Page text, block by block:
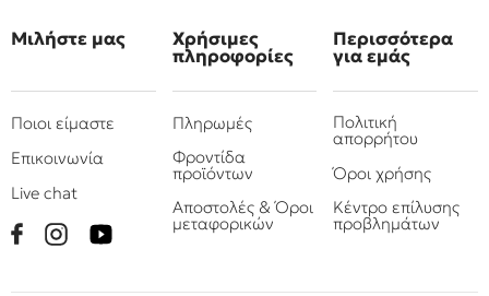
Μιλήστε μας
Ποιοι είμαστε
Επικοινωνία
Live chat
Χρήσιμες
πληροφορίες
Πληρωμές
Φροντίδα
προϊόντων
Αποστολές & Όροι
μεταφορικών
Περισσότερα
για εμάς
Πολιτική
απορρήτου
Όροι χρήσης
Κέντρο επίλυσης
προβλημάτων